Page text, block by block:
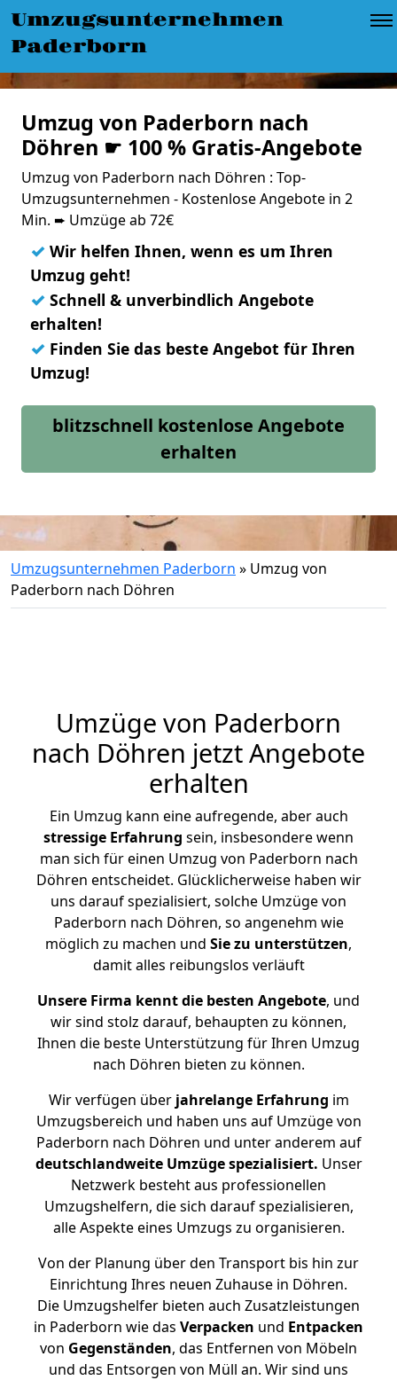
Umzugsunternehmen
Paderborn
Umzug von Paderborn nach
Döhren ☛ 100 % Gratis-Angebote
Umzug von Paderborn nach Döhren : Top-
Umzugsunternehmen - Kostenlose Angebote in 2
Min. ➨ Umzüge ab 72€
✓ Wir helfen Ihnen, wenn es um Ihren
Umzug geht!
✓ Schnell & unverbindlich Angebote
erhalten!
✓ Finden Sie das beste Angebot für Ihren
Umzug!
blitzschnell kostenlose Angebote
erhalten
Umzugsunternehmen Paderborn » Umzug von
Paderborn nach Döhren
Umzüge von Paderborn
nach Döhren jetzt Angebote
erhalten
Ein Umzug kann eine aufregende, aber auch
stressige Erfahrung sein, insbesondere wenn
man sich für einen Umzug von Paderborn nach
Döhren entscheidet. Glücklicherweise haben wir
uns darauf spezialisiert, solche Umzüge von
Paderborn nach Döhren, so angenehm wie
möglich zu machen und Sie zu unterstützen,
damit alles reibungslos verläuft
Unsere Firma kennt die besten Angebote, und
wir sind stolz darauf, behaupten zu können,
Ihnen die beste Unterstützung für Ihren Umzug
nach Döhren bieten zu können.
Wir verfügen überjahrelange Erfahrung im
Umzugsbereich und haben uns auf Umzüge von
Paderborn nach Döhren und unter anderem auf
deutschlandweite Umzüge spezialisiert. Unser
Netzwerk besteht aus professionellen
Umzugshelfern, die sich darauf spezialisieren,
alle Aspekte eines Umzugs zu organisieren.
Von der Planung über den Transport bis hin zur
Einrichtung Ihres neuen Zuhause in Döhren.
Die Umzugshelfer bieten auch Zusatzleistungen
in Paderborn wie das Verpacken und Entpacken
von Gegenständen, das Entfernen von Möbeln
und das Entsorgen von Müll an. Wir sind uns